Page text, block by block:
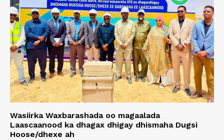
Wasiirka Waxbarashada oo magaalada
Laascaanood ka dhagax dhigay dhismaha Dugsi
Hoose/dhexe ah